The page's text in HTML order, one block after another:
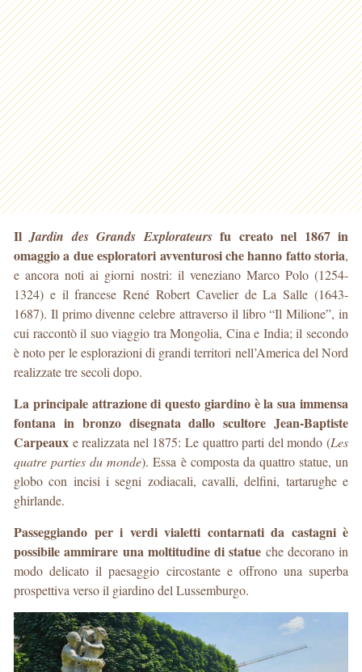
Il Jardin des Grands Explorateursfu creato nel 1867 in
omaggio a due esploratori avventurosi che hanno fatto storia,
e ancora noti ai giorni nostri: il veneziano Marco Polo (1254-
1324) e il francese René Robert Cavelier de La Salle (1643-
1687). Il primo divenne celebre attraverso il libro “Il Milione”, in
cui raccontò il suo viaggio tra Mongolia, Cina e India; il secondo
è noto per le esplorazioni di grandi territori nell’America del Nord
realizzate tre secoli dopo.
La principale attrazione di questo giardino è la sua immensa
fontana in bronzo disegnata dallo scultore Jean-Baptiste
Carpeaux e realizzata nel 1875: Le quattro parti del mondo (Les
quatre parties du monde). Essa è composta da quattro statue, un
globo con incisi i segni zodiacali, cavalli, delfini, tartarughe e
ghirlande.
Passeggiando per i verdi vialetti contarnati da castagni è
possibile ammirare una moltitudine di statue che decorano in
modo delicato il paesaggio circostante e offrono una superba
prospettiva verso il giardino del Lussemburgo.